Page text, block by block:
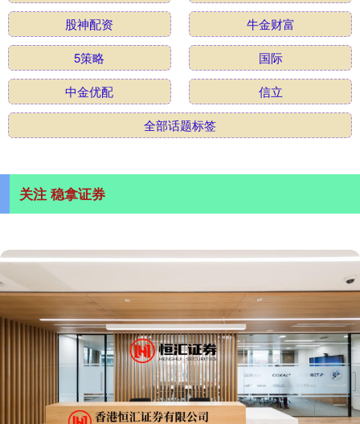
股神配资
牛金财富
5策略
国际
中金优配
信立
全部话题标签
关注 稳拿证券